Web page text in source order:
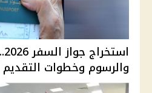
والرسوم وخطوات التقديم